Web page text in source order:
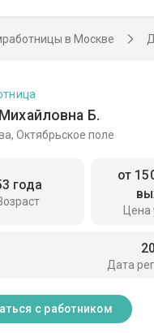
в Москве
Б.
Октябрьское поле
года
от
Дата
с работником